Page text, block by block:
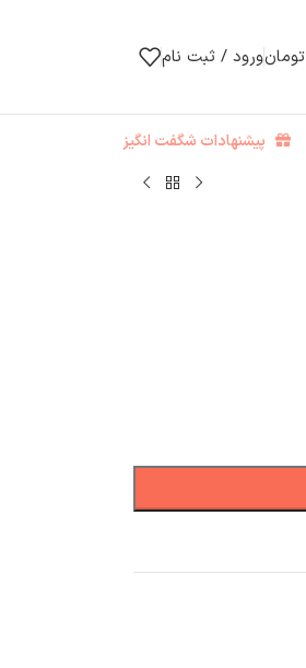
تومانورود / ثبت نام
پیشنهادات شگفت انگیز